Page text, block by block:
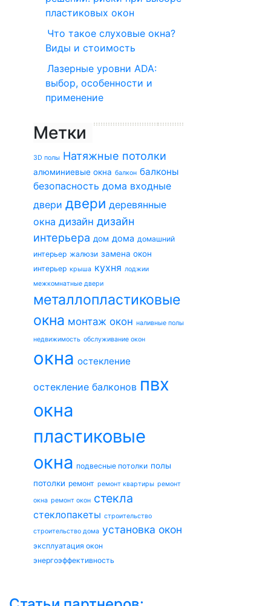
пластиковых окон
Что такое слуховые окна?
Виды и стоимость
Лазерные уровни ADA:
выбор, особенности и
применение
Метки
3D полы Натяжные потолки
алюминиевые окна балкон балконы
безопасность дома входные
двери двери деревянные
окна дизайн дизайн
интерьера дом дома домашний
интерьер жалюзи замена окон
интерьер крыша кухня лоджии
межкомнатные двери
металлопластиковые
окна монтаж окон наливные полы
недвижимость обслуживание окон
окна остекление
остекление балконов пвх
окна
пластиковые
окна подвесные потолки полы
потолки ремонт ремонт квартиры ремонт
окна ремонт окон стекла
стеклопакеты строительство
строительство дома установка окон
эксплуатация окон
энергоэффективность